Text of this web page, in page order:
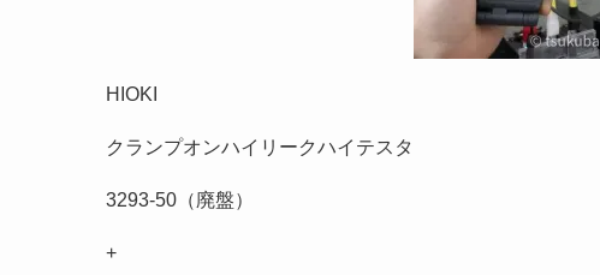
HIOKI
クランプオンハイリークハイテスタ
3293-50（廃盤）
+